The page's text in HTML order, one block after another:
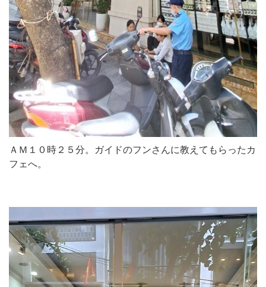
ＡＭ１０時２５分。ガイドのフンさんに教えてもらったカ
フェへ。